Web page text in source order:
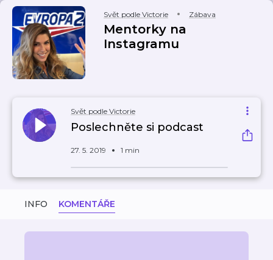
Svět podle Victorie Zábava
Mentorky na
Instagramu
Svět podle Victorie
Poslechněte si podcast
27. 5. 2019 1 min
INFO KOMENTÁŘE